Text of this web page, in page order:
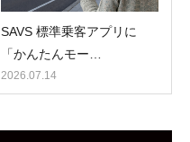
SAVS 標準乗客アプリに
「かんたんモー…
2026.07.14